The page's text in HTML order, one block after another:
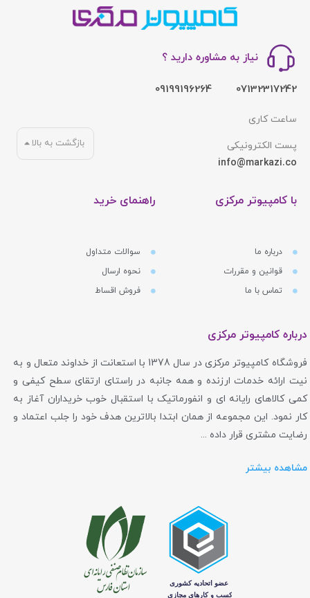
نیاز به مشاوره دارید ؟
07132317242
09199196264
ساعت کاری
پست الکترونیکی
info@markazi.co
با کامپیوتر مرکزی
درباره ما
قوانین و مقررات
تماس با ما
راهنمای خرید
سوالات متداول
نحوه ارسال
فروش اقساط
بازگشت به بالا
درباره کامپیوتر مرکزی
فروشگاه کامپیوتر مرکزی در سال 1378 با استعانت از خداوند متعال و به
نیت ارائه خدمات ارزنده و همه جانبه در راستای ارتقای سطح کیفی و
کمی کالاهای رایانه ای و انفورماتیک با استقبال خوب خریداران آغاز به
کار نمود. این مجموعه از همان ابتدا بالاترین هدف خود را جلب اعتماد و
رضایت مشتری قرار داده ...
مشاهده بیشتر